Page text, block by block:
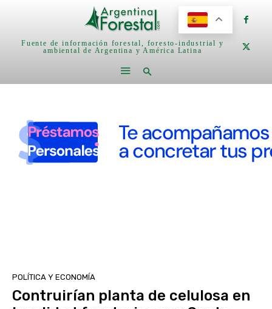
Fuente de información forestal, foresto-industrial y
ambiental de Argentina y América Latina
POLÍTICA Y ECONOMÍA
Contruirían planta de celulosa en